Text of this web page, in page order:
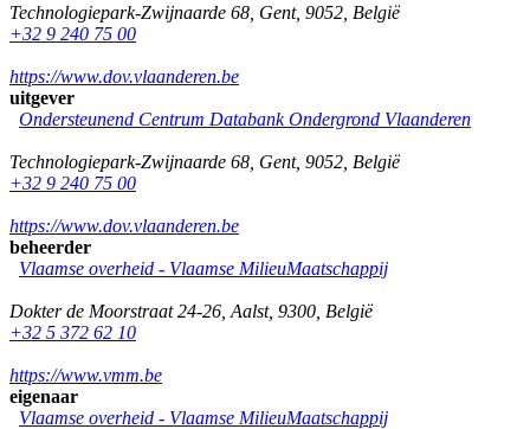
Technologiepark-Zwijnaarde 68 Gent, 9052 België
+32 9 240 75 00
https://www.dov.vlaanderen.be
uitgever
Ondersteunend Centrum Databank Ondergrond Vlaanderen
Technologiepark-Zwijnaarde 68 Gent, 9052 België
+32 9 240 75 00
https://www.dov.vlaanderen.be
beheerder
Vlaamse overheid - Vlaamse MilieuMaatschappij
Dokter de Moorstraat 24-26 Aalst, 9300 België
+32 5 372 62 10
https://www.vmm.be
eigenaar
Vlaamse overheid - Vlaamse MilieuMaatschappij